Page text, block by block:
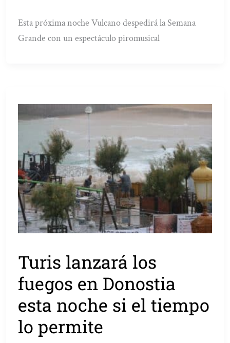
Esta próxima noche Vulcano despedirá la Semana
Grande con un espectáculo piromusical
Turis lanzará los
fuegos en Donostia
esta noche si el tiempo
lo permite